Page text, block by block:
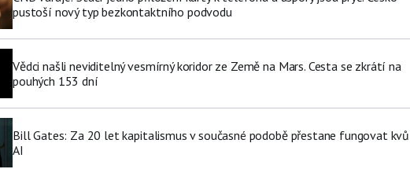
pustoší nový typ bezkontaktního podvodu
Vědci našli neviditelný vesmírný koridor ze Země na Mars. Cesta se zkrátí na
pouhých 153 dní
Bill Gates: Za 20 let kapitalismus v současné podobě přestane fungovat
AI